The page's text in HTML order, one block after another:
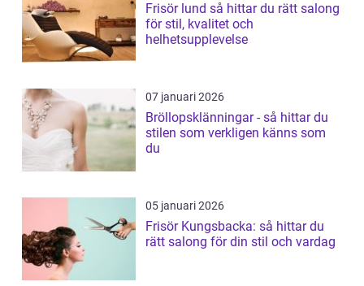
Frisör lund så hittar du rätt salong
för stil, kvalitet och
helhetsupplevelse
07 januari 2026
Bröllopsklänningar - så hittar du
stilen som verkligen känns som
du
05 januari 2026
Frisör Kungsbacka: så hittar du
rätt salong för din stil och vardag